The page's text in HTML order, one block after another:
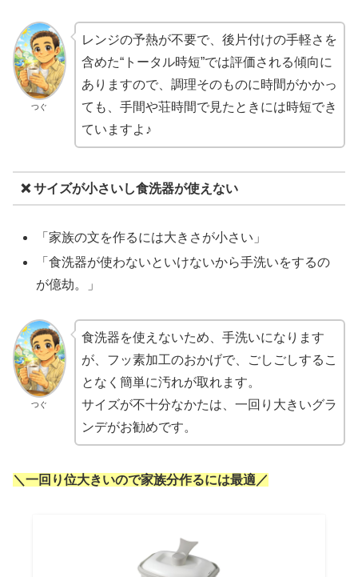
つぐ
レンジの予熱が不要で、後片付けの手軽さを
含めた“トータル時短”では評価される傾向に
ありますので、調理そのものに時間がかかっ
ても、手間や荘時間で見たときには時短でき
ていますよ♪
❌ サイズが小さいし食洗器が使えない
「家族の文を作るには大きさが小さい」
「食洗器が使わないといけないから手洗いをするの
が億劫。」
つぐ
食洗器を使えないため、手洗いになります
が、フッ素加工のおかげで、ごしごしするこ
となく簡単に汚れが取れます。
サイズが不十分なかたは、一回り大きいグラ
ンデがお勧めです。
＼一回り位大きいので家族分作るには最適／